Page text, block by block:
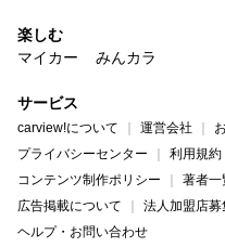
楽しむ
マイカー
みんカラ
サービス
carview!について 運営会社
プライバシーセンター
利用規約
コンテンツ制作ポリシー
著者一
広告掲載について
法人加盟店募
ヘルプ・お問い合わせ